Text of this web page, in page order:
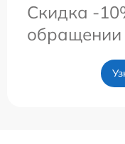
Скидка -
обращении